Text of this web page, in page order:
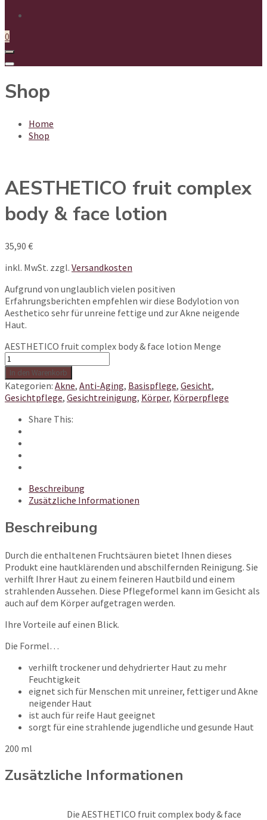
0
Shop
Home
Shop
AESTHETICO fruit complex
body & face lotion
35,90 €
inkl. MwSt. zzgl. Versandkosten
Aufgrund von unglaublich vielen positiven
Erfahrungsberichten empfehlen wir diese Bodylotion von
Aesthetico sehr für unreine fettige und zur Akne neigende
Haut.
AESTHETICO fruit complex body & face lotion Menge
In den Warenkorb
Kategorien: Akne, Anti-Aging, Basispflege, Gesicht,
Gesichtpflege, Gesichtreinigung, Körper, Körperpflege
Share This:
Beschreibung
Zusätzliche Informationen
Beschreibung
Durch die enthaltenen Fruchtsäuren bietet Ihnen dieses
Produkt eine hautklärenden und abschilfernden Reinigung. Sie
verhilft Ihrer Haut zu einem feineren Hautbild und einem
strahlenden Aussehen. Diese Pflegeformel kann im Gesicht als
auch auf dem Körper aufgetragen werden.
Ihre Vorteile auf einen Blick.
Die Formel…
verhilft trockener und dehydrierter Haut zu mehr
Feuchtigkeit
eignet sich für Menschen mit unreiner, fettiger und Akne
neigender Haut
ist auch für reife Haut geeignet
sorgt für eine strahlende jugendliche und gesunde Haut
200 ml
Zusätzliche Informationen
Die AESTHETICO fruit complex body & face